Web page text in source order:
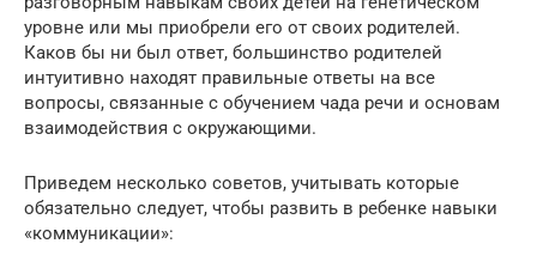
уровне или мы приобрели его от своих родителей.
Каков бы ни был ответ, большинство родителей
интуитивно находят правильные ответы на все
вопросы, связанные с обучением чада речи и основам
взаимодействия с окружающими.
Приведем несколько советов, учитывать которые
обязательно следует, чтобы развить в ребенке навыки
«коммуникации»: